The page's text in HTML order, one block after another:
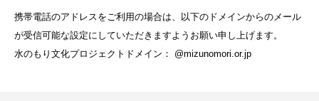
携帯電話のアドレスをご利用の場合は、以下のドメインからのメール
が受信可能な設定にしていただきますようお願い申し上げます。
水のもり文化プロジェクトドメイン： @mizunomori.or.jp